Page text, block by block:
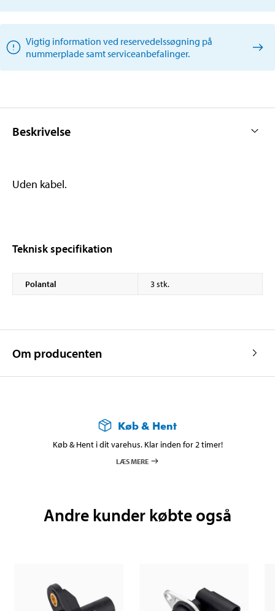
Vigtig information ved reservedelssøgning på
nummerplade samt serviceanbefalinger.
Beskrivelse
Uden kabel.
Teknisk specifikation
Polantal 3 stk.
Om producenten
Køb & Hent
Køb & Hent i dit varehus. Klar inden for 2 timer!
LÆS MERE
Andre kunder købte også